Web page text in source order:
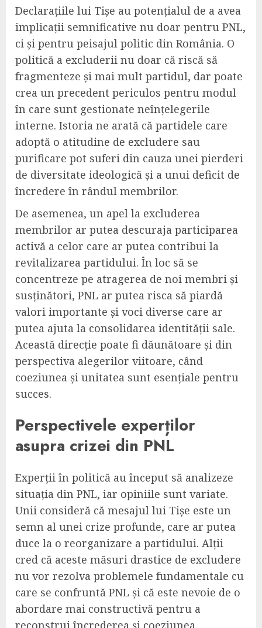
Declarațiile lui Tișe au potențialul de a avea
implicații semnificative nu doar pentru PNL,
ci și pentru peisajul politic din România. O
politică a excluderii nu doar că riscă să
fragmenteze și mai mult partidul, dar poate
crea un precedent periculos pentru modul
în care sunt gestionate neînțelegerile
interne. Istoria ne arată că partidele care
adoptă o atitudine de excludere sau
purificare pot suferi din cauza unei pierderi
de diversitate ideologică și a unui deficit de
încredere în rândul membrilor.
De asemenea, un apel la excluderea
membrilor ar putea descuraja participarea
activă a celor care ar putea contribui la
revitalizarea partidului. În loc să se
concentreze pe atragerea de noi membri și
susținători, PNL ar putea risca să piardă
valori importante și voci diverse care ar
putea ajuta la consolidarea identității sale.
Această direcție poate fi dăunătoare și din
perspectiva alegerilor viitoare, când
coeziunea și unitatea sunt esențiale pentru
succes.
Perspectivele experților
asupra crizei din PNL
Experții în politică au început să analizeze
situația din PNL, iar opiniile sunt variate.
Unii consideră că mesajul lui Tișe este un
semn al unei crize profunde, care ar putea
duce la o reorganizare a partidului. Alții
cred că aceste măsuri drastice de excludere
nu vor rezolva problemele fundamentale cu
care se confruntă PNL și că este nevoie de o
abordare mai constructivă pentru a
reconstrui încrederea și coeziunea.